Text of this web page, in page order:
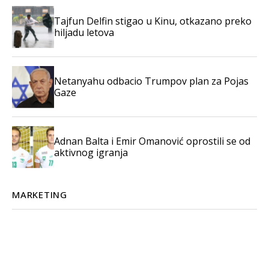
Tajfun Delfin stigao u Kinu, otkazano preko
hiljadu letova
Netanyahu odbacio Trumpov plan za Pojas
Gaze
Adnan Balta i Emir Omanović oprostili se od
aktivnog igranja
MARKETING